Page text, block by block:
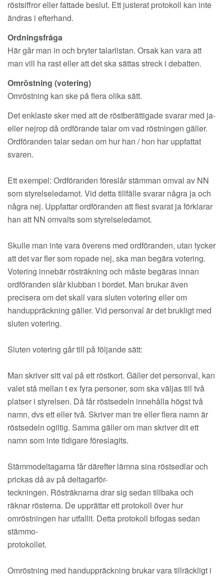
röstsiffror eller fattade beslut. Ett justerat protokoll kan inte
ändras i efterhand.
Ordningsfråga
Här går man in och bryter talarlistan. Orsak kan vara att
man vill ha rast eller att det ska sättas streck i debatten.
Omröstning (votering)
Omröstning kan ske på flera olika sätt.
Det enklaste sker med att de röstberättigade svarar med ja-
eller nejrop då ordförande talar om vad röstningen gäller.
Ordföranden talar sedan om hur han / hon har uppfattat
svaren.
Ett exempel: Ordföranden föreslår stämman omval av NN
som styrelseledamot. Vid detta tillfälle svarar några ja och
några nej. Uppfattar ordföranden att flest svarat ja förklarar
han att NN omvalts som styrelseledamot.
Skulle man inte vara överens med ordföranden, utan tycker
att det var fler som ropade nej, ska man begära votering.
Votering innebär rösträkning och måste begäras innan
ordföranden slår klubban i bordet. Man brukar även
precisera om det skall vara sluten votering eller om
handuppräckning gäller. Vid personval är det brukligt med
sluten votering.
Sluten votering går till på följande sätt:
Man skriver sitt val på ett röstkort. Gäller det personval, kan
valet stå mellan t ex fyra personer, som ska väljas till två
platser i styrelsen. Då får röstsedeln innehålla högst två
namn, dvs ett eller två. Skriver man tre eller flera namn är
röstsedeln ogiltig. Samma gäller om man skriver dit ett
namn som inte tidigare föreslagits.
Stämmodeltagarna får därefter lämna sina röstsedlar och
prickas då av på deltagarför-
teckningen. Rösträknarna drar sig sedan tillbaka och
räknar rösterna. De upprättar ett protokoll över hur
omröstningen har utfallit. Detta protokoll bifogas sedan
stämmo-
protokollet.
Omröstning med handuppräckning brukar vara tillräckligt i